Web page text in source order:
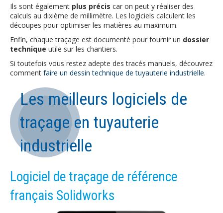
Ils sont également plus précis car on peut y réaliser des
calculs au dixième de millimètre. Les logiciels calculent les
découpes pour optimiser les matières au maximum.
Enfin, chaque traçage est documenté pour fournir un dossier
technique utile sur les chantiers.
Si toutefois vous restez adepte des tracés manuels, découvrez
comment faire un dessin technique de tuyauterie industrielle.
Les meilleurs logiciels de
traçage en tuyauterie
industrielle
Logiciel de traçage de référence
français Solidworks